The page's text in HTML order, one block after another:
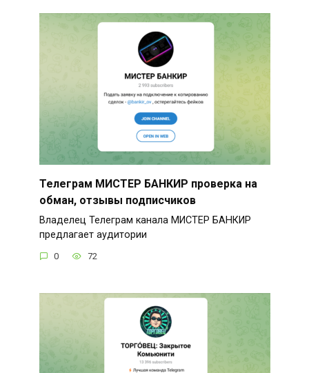
Телеграм МИСТЕР БАНКИР проверка на
обман, отзывы подписчиков
Владелец Телеграм канала МИСТЕР БАНКИР
предлагает аудитории
0 72